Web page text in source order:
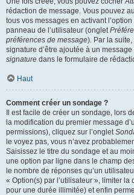
rédaction de message. Vous pouvez
tous vos messages en activant
panneau de l’utilisateur (onglet
préférences de message). Par la
signature d’être ajoutée à un
signature dans le formulaire de
Haut
Comment créer un sondage ?
Il est facile de créer un sondage, lors
la modification du premier message
permissions), cliquez sur l’onglet
le voyez pas, vous n’avez
Saisissez le titre du sondage et au
une option par ligne dans le champ
le nombre de réponses qu’un
« Option(s) par l’utilisateur », limiter
pour une durée illimitée) et enfin